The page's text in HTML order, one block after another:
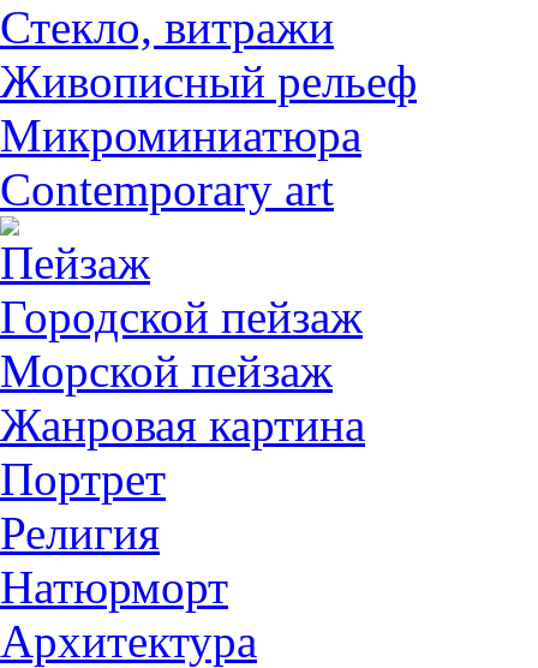
Стекло, витражи
Живописный рельеф
Микроминиатюра
Contemporary art
Пейзаж
Городской пейзаж
Морской пейзаж
Жанровая картина
Портрет
Религия
Натюрморт
Архитектура